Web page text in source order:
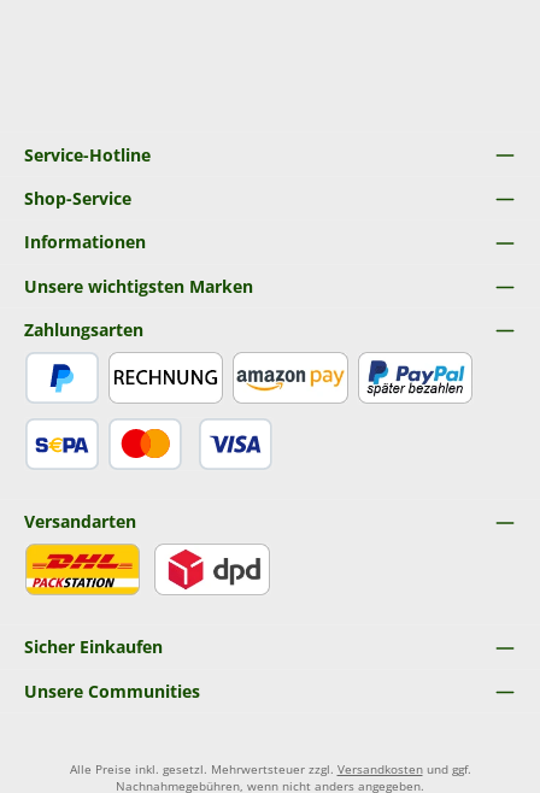
Service-Hotline
Shop-Service
Informationen
Unsere wichtigsten Marken
Sicher Einkaufen
Unsere Communities
Zahlungsarten
Versandarten
Alle Preise inkl. gesetzl. Mehrwertsteuer zzgl. Versandkostenund ggf.
Nachnahmegebühren, wenn nicht anders angegeben.